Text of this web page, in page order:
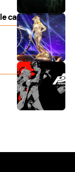
candidature